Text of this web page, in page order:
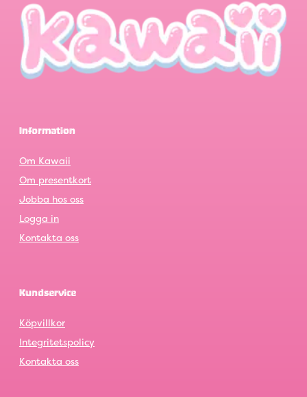
Information
Om Kawaii
Om presentkort
Jobba hos oss
Logga in
Kontakta oss
Kundservice
Köpvillkor
Integritetspolicy
Kontakta oss